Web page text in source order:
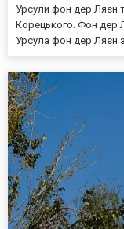
Урсули фон дер Ляєн
Корецького. Фон дер
Урсула фон дер Ляєн